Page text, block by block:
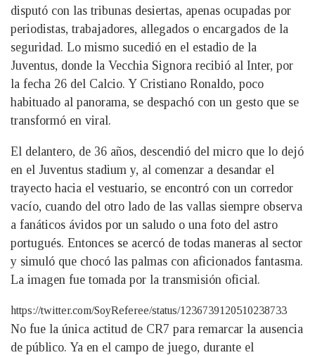
disputó con las tribunas desiertas, apenas ocupadas por
periodistas, trabajadores, allegados o encargados de la
seguridad. Lo mismo sucedió en el estadio de la
Juventus, donde la Vecchia Signora recibió al Inter, por
la fecha 26 del Calcio. Y Cristiano Ronaldo, poco
habituado al panorama, se despachó con un gesto que se
transformó en viral.
El delantero, de 36 años, descendió del micro que lo dejó
en el Juventus stadium y, al comenzar a desandar el
trayecto hacia el vestuario, se encontró con un corredor
vacío, cuando del otro lado de las vallas siempre observa
a fanáticos ávidos por un saludo o una foto del astro
portugués. Entonces se acercó de todas maneras al sector
y simuló que chocó las palmas con aficionados fantasma.
La imagen fue tomada por la transmisión oficial.
https://twitter.com/SoyReferee/status/1236739120510238733
No fue la única actitud de CR7 para remarcar la ausencia
de público. Ya en el campo de juego, durante el